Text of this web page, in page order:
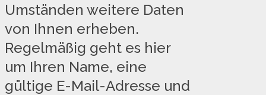
Umständen weitere Daten
von Ihnen erheben.
Regelmäßig geht es hier
um Ihren Name, eine
gültige E-Mail-Adresse und